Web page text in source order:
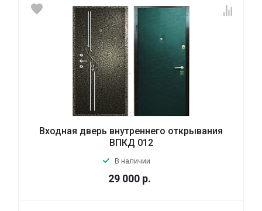
Входная дверь внутреннего открывания
ВПКД 012
В наличии
29 000 р.